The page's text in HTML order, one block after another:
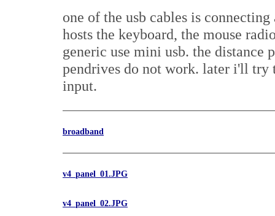
one of the usb cables is
hosts the keyboard, the mouse
generic use mini usb. the distance
pendrives do not work. later i'll try
input.
broadband
v4_panel_01.JPG
v4_panel_02.JPG